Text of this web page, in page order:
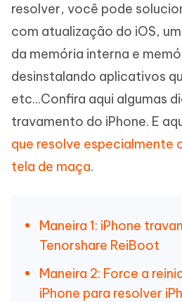
resolver, você pode
com atualização do iOS,
da memória interna e
desinstalando aplicativos
etc...Confira aqui algumas
travamento do iPhone. E
que resolve especialmente
tela de maça.
Maneira 1: iPhone
Tenorshare ReiBoot
Maneira 2: Force a
iPhone para resolver